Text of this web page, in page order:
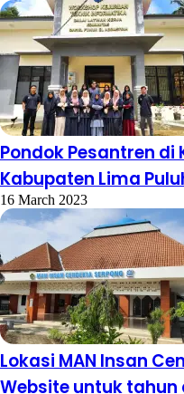
Pondok Pesantren
Kabupaten Lima
16 March 2023
Lokasi MAN Insan
Website untuk